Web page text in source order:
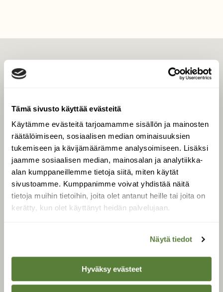
Tämä sivusto käyttää evästeitä
Käytämme evästeitä tarjoamamme sisällön ja mainosten
räätälöimiseen, sosiaalisen median ominaisuuksien
tukemiseen ja kävijämäärämme analysoimiseen. Lisäksi
jaamme sosiaalisen median, mainosalan ja analytiikka-
alan kumppaneillemme tietoja siitä, miten käytät
sivustoamme. Kumppanimme voivat yhdistää näitä
tietoja muihin tietoihin, joita olet antanut heille tai joita on
kerätty, kun olet käyttänyt heidän palvelujaan.
Näytä tiedot
Hyväksy evästeet
Tilaa digilukuoikeus
Äänestä parasta juttua
Tilaa uutiskirje
SUOMEN LUONNON­
SUOJELU­LIITTO
Suomen Luonto -lehden
luonnonsuojelu­liitto.